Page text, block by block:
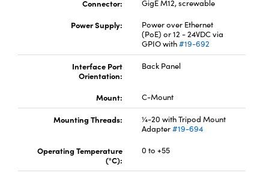
Connector:
GigE M12, screwable
Power Supply:
Power over Ethernet
(PoE) or 12 - 24VDC via
GPIO with#19-692
Interface Port
Orientation:
Back Panel
Mount: C-Mount
Mounting Threads:
¼-20 with Tripod Mount
Adapter#19-694
Operating Temperature
(°C):
0 to +55